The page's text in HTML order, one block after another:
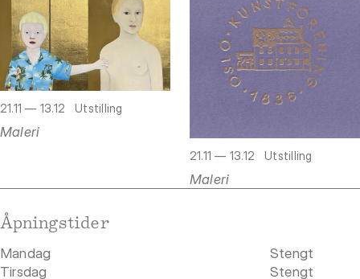
21.11 — 13.12 Utstilling
Maleri
21.11 — 13.12 Utstilling
Maleri
Åpningstider
Mandag
Stengt
Tirsdag
Stengt